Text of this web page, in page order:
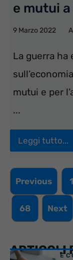
e mutui
9 Marzo 2022
La guerra
mutui e per
...
Leggi tutto...
Previous 1
68 Next
ARTICOLI